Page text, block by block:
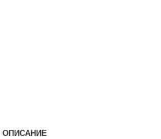
ОПИСАНИЕ